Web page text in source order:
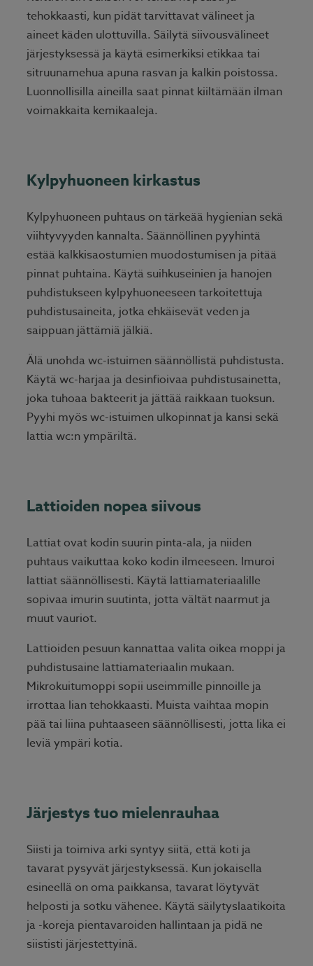
tehokkaasti, kun pidät tarvittavat välineet ja
aineet käden ulottuvilla. Säilytä siivousvälineet
järjestyksessä ja käytä esimerkiksi etikkaa tai
sitruunamehua apuna rasvan ja kalkin poistossa.
Luonnollisilla aineilla saat pinnat kiiltämään ilman
voimakkaita kemikaaleja.
Kylpyhuoneen kirkastus
Kylpyhuoneen puhtaus on tärkeää hygienian sekä
viihtyvyyden kannalta. Säännöllinen pyyhintä
estää kalkkisaostumien muodostumisen ja pitää
pinnat puhtaina. Käytä suihkuseinien ja hanojen
puhdistukseen kylpyhuoneeseen tarkoitettuja
puhdistusaineita, jotka ehkäisevät veden ja
saippuan jättämiä jälkiä.
Älä unohda wc-istuimen säännöllistä puhdistusta.
Käytä wc-harjaa ja desinfioivaa puhdistusainetta,
joka tuhoaa bakteerit ja jättää raikkaan tuoksun.
Pyyhi myös wc-istuimen ulkopinnat ja kansi sekä
lattia wc:n ympäriltä.
Lattioiden nopea siivous
Lattiat ovat kodin suurin pinta-ala, ja niiden
puhtaus vaikuttaa koko kodin ilmeeseen. Imuroi
lattiat säännöllisesti. Käytä lattiamateriaalille
sopivaa imurin suutinta, jotta vältät naarmut ja
muut vauriot.
Lattioiden pesuun kannattaa valita oikea moppi ja
puhdistusaine lattiamateriaalin mukaan.
Mikrokuitumoppi sopii useimmille pinnoille ja
irrottaa lian tehokkaasti. Muista vaihtaa mopin
pää tai liina puhtaaseen säännöllisesti, jotta lika ei
leviä ympäri kotia.
Järjestys tuo mielenrauhaa
Siisti ja toimiva arki syntyy siitä, että koti ja
tavarat pysyvät järjestyksessä. Kun jokaisella
esineellä on oma paikkansa, tavarat löytyvät
helposti ja sotku vähenee. Käytä säilytyslaatikoita
ja -koreja pientavaroiden hallintaan ja pidä ne
siististi järjestettyinä.